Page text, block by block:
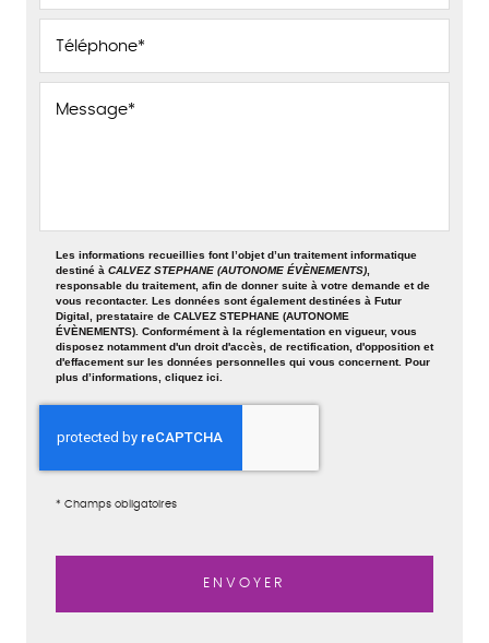
Les informations recueillies font l’objet d’un traitement informatique
destiné à CALVEZ STEPHANE (AUTONOME ÉVÈNEMENTS),
responsable du traitement, afin de donner suite à votre demande et de
vous recontacter. Les données sont également destinées à Futur
Digital, prestataire de CALVEZ STEPHANE (AUTONOME
ÉVÈNEMENTS). Conformément à la réglementation en vigueur, vous
disposez notamment d'un droit d'accès, de rectification, d'opposition et
d'effacement sur les données personnelles qui vous concernent. Pour
plus d’informations, cliquez ici
* Champs obligatoires